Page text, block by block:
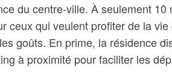
du centre-ville. À seulement 10
ceux qui veulent profiter de la
goûts. En prime, la résidence
à proximité pour faciliter les